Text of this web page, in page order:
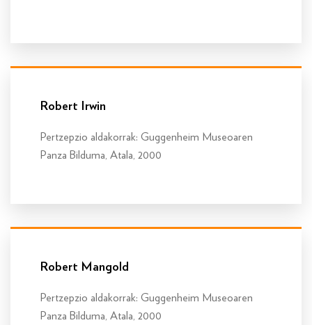
Robert Irwin
Pertzepzio aldakorrak: Guggenheim Museoaren
Panza Bilduma, Atala, 2000
Robert Mangold
Pertzepzio aldakorrak: Guggenheim Museoaren
Panza Bilduma, Atala, 2000